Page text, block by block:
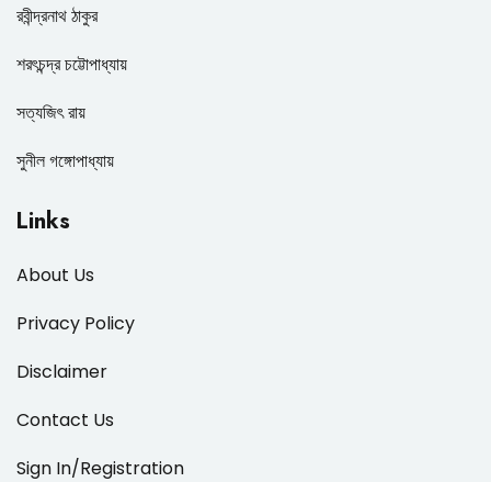
রবীন্দ্রনাথ ঠাকুর
শরৎচন্দ্র চট্টোপাধ্যায়
সত্যজিৎ রায়
সুনীল গঙ্গোপাধ্যায়
Links
About Us
Privacy Policy
Disclaimer
Contact Us
Sign In/Registration